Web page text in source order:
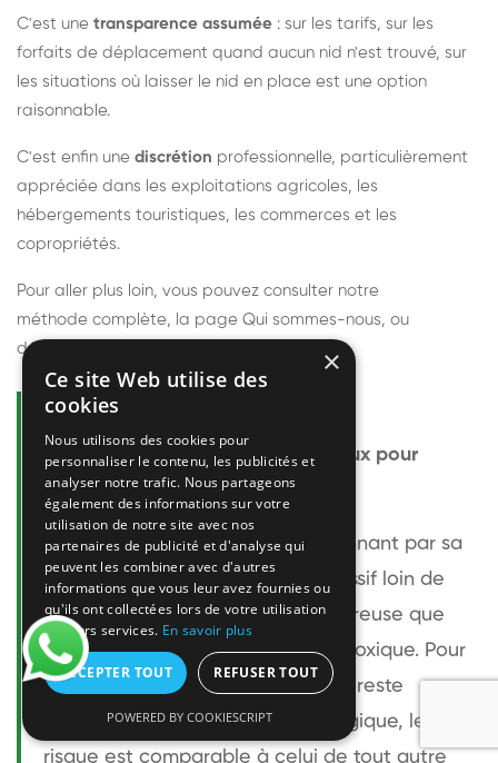
C'est une transparence assumée : sur les tarifs, sur les
forfaits de déplacement quand aucun nid n'est trouvé, sur
les situations où laisser le nid en place est une option
raisonnable.
C'est enfin une discrétion professionnelle, particulièrement
appréciée dans les exploitations agricoles, les
hébergements touristiques, les commerces et les
copropriétés.
Pour aller plus loin, vous pouvez consulter notre
méthode complète, la page Qui sommes-nous, ou
découvrir
Questions fréquentes
Le frelon européen est-il dangereux pour
l'homme ?
Le frelon européen est impressionnant par sa
taille mais relativement peu agressif loin de
son nid. Sa piqûre est plus douloureuse que
celle d'une guêpe sans être plus toxique. Pour
une personne non allergique, elle reste
bénigne. Pour une personne allergique, le
risque est comparable à celui de tout autre
×
Ce site Web utilise des
cookies
Nous utilisons des cookies pour
personnaliser le contenu, les publicités et
analyser notre trafic. Nous partageons
également des informations sur votre
utilisation de notre site avec nos
partenaires de publicité et d'analyse qui
peuvent les combiner avec d'autres
informations que vous leur avez fournies ou
qu'ils ont collectées lors de votre utilisation
de leurs services. En savoir plus
ACCEPTER TOUT REFUSER TOUT
POWERED BY COOKIESCRIPT